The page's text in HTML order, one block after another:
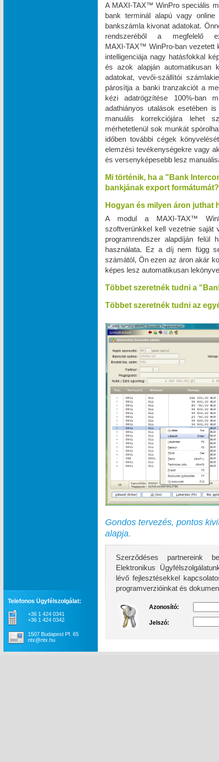
A MAXI‑TAX™ WinPro speciális
bank terminál alapú vagy
bankszámla kivonat adatokat.
rendszeréből a megfelelő
MAXI‑TAX™ WinPro-ban vezetett
intelligenciája nagy hatásfokkal
és azok alapján automatikusan
adatokat, vevői-szállítói
párosítja a banki tranzakciót a
kézi adatrögzítése 100%-ban
adathiányos utalások esetében
manuális korrekciójára lehet
mérhetetlenül sok munkát
időben további cégek
elemzési tevékenységekre vagy
és versenyképesebb lesz
Mi történik, ha a "Bank
bankjának export formátumát?
Hogyan és milyen áron
A modul a MAXI‑TAX™
szoftverünkkel kell vezetnie saját
programrendszer alapdíján
használata. Ez a díj nem függ
számától, Ön ezen az áron akár
képes lesz automatikusan
Többet szeretnék tudni a
Többet szeretnék tudni az
Gondos tervezés, pontos
alapja.
Szerződéses partnereink
Elektronikus Ügyfélszolgálatunk
lévő fejlesztésekkel kapcsolatos
programverzióinkat és
Azonosító:
Jelszó:
Telefonos Ügyfélszolgálat:
+36 1 424 0341
+36 1 424 0342
1507 Budapest Pf. 65
ntx@ntx.hu